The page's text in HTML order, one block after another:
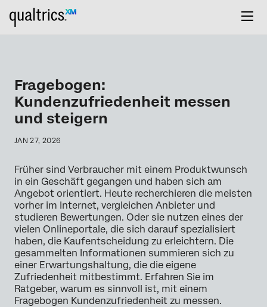
Fragebogen:
Kundenzufriedenheit messen
und steigern
JAN 27, 2026
Früher sind Verbraucher mit einem Produktwunsch
in ein Geschäft gegangen und haben sich am
Angebot orientiert. Heute recherchieren die meisten
vorher im Internet, vergleichen Anbieter und
studieren Bewertungen. Oder sie nutzen eines der
vielen Onlineportale, die sich darauf spezialisiert
haben, die Kaufentscheidung zu erleichtern. Die
gesammelten Informationen summieren sich zu
einer Erwartungshaltung, die die eigene
Zufriedenheit mitbestimmt. Erfahren Sie im
Ratgeber, warum es sinnvoll ist, mit einem
Fragebogen Kundenzufriedenheit zu messen.